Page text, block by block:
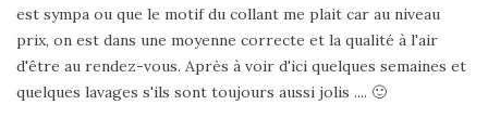
est sympa ou que le motif du collant me plait car au niveau
prix, on est dans une moyenne correcte et la qualité à l'air
d'être au rendez-vous. Après à voir d'ici quelques semaines et
quelques lavages s'ils sont toujours aussi jolis .... 🙂